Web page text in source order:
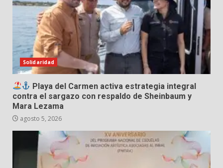
Solidaridad
Playa del Carmen activa estrategia integral
contra el sargazo con respaldo de Sheinbaum y
Mara Lezama
agosto 5, 2026